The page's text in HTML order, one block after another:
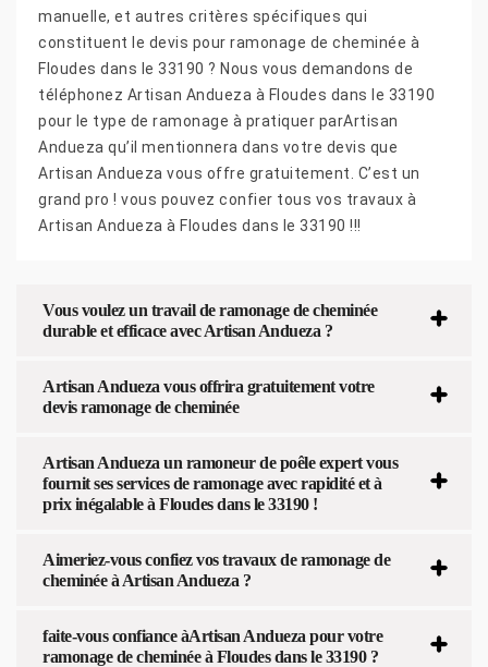
manuelle, et autres critères spécifiques qui
constituent le devis pour ramonage de cheminée à
Floudes dans le 33190 ? Nous vous demandons de
téléphonez Artisan Andueza à Floudes dans le 33190
pour le type de ramonage à pratiquer parArtisan
Andueza qu’il mentionnera dans votre devis que
Artisan Andueza vous offre gratuitement. C’est un
grand pro ! vous pouvez confier tous vos travaux à
Artisan Andueza à Floudes dans le 33190 !!!
Vous voulez un travail de ramonage de cheminée
durable et efficace avec Artisan Andueza ?
Artisan Andueza vous offrira gratuitement votre
devis ramonage de cheminée
Artisan Andueza un ramoneur de poêle expert vous
fournit ses services de ramonage avec rapidité et à
prix inégalable à Floudes dans le 33190 !
Aimeriez-vous confiez vos travaux de ramonage de
cheminée à Artisan Andueza ?
faite-vous confiance àArtisan Andueza pour votre
ramonage de cheminée à Floudes dans le 33190 ?